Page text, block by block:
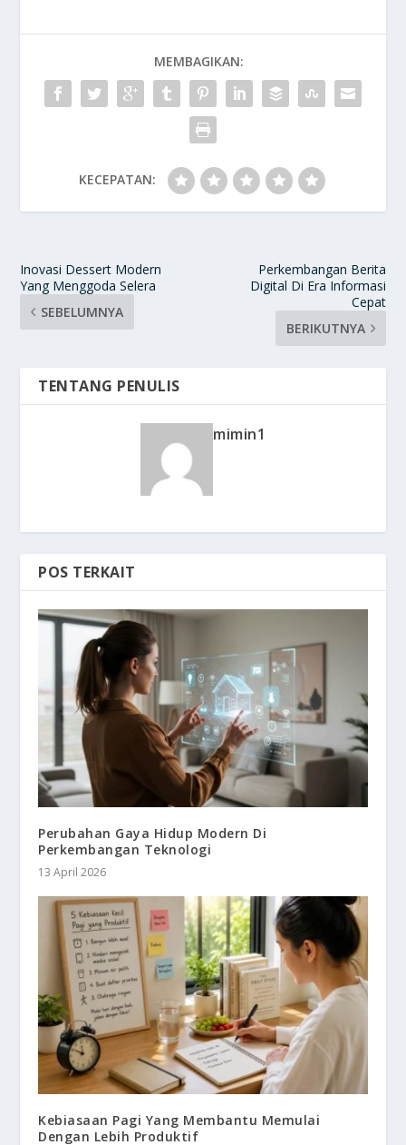
MEMBAGIKAN:
KECEPATAN:
Inovasi Dessert Modern
Yang Menggoda Selera
SEBELUMNYA
Perkembangan Berita
Digital Di Era Informasi
Cepat
BERIKUTNYA
TENTANG PENULIS
mimin1
POS TERKAIT
Perubahan Gaya Hidup Modern Di
Perkembangan Teknologi
13 April 2026
Kebiasaan Pagi Yang Membantu Memulai
Dengan Lebih Produktif